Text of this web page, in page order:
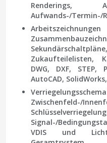
Renderings,
Aufwands-/Termin-/
Zukaufteilelisten,
DWG, DXF,
AutoCAD,
Zwischenfeld-/
Signal-/
VDIS und